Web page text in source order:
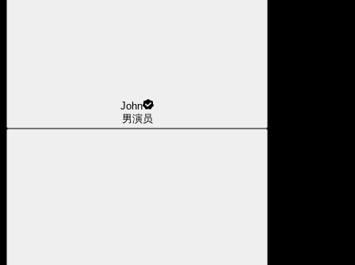
John
男演员